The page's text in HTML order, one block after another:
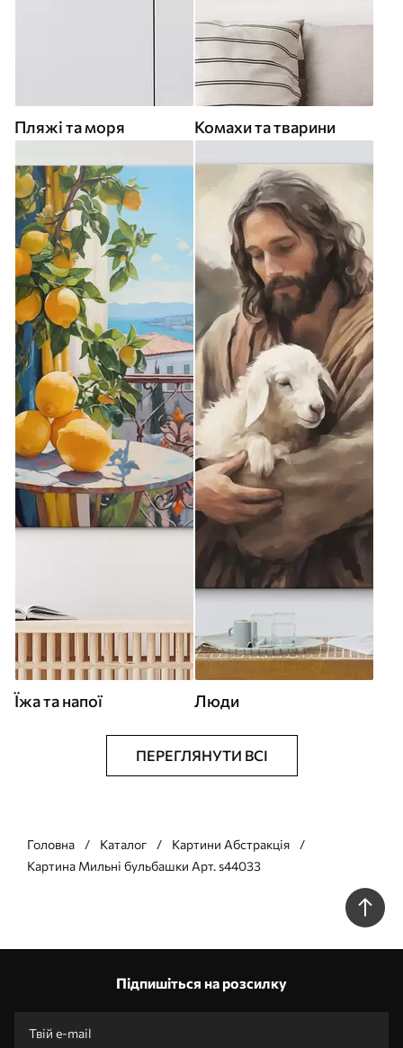
Пляжі та моря Комахи та тварини
Їжа та напої Люди
ПЕРЕГЛЯНУТИ ВСІ
Головна Каталог
Картини Абстракція
Картина Мильні бульбашки Арт. s44033
Підпишіться на розсилку